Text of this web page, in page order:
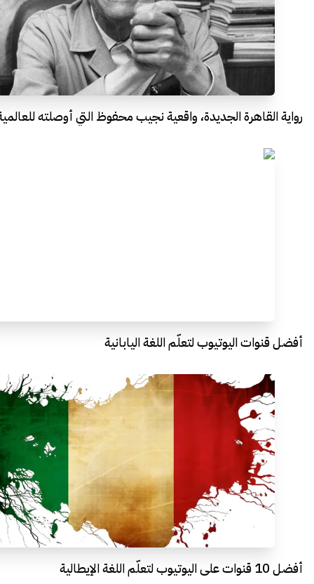
رواية القاهرة الجديدة، واقعية نجيب محفوظ التي أوصلته
أفضل قنوات اليوتيوب لتعلّم اللغة اليابانية
أفضل 10 قنوات على اليوتيوب لتعلّم اللغة الإيطالية